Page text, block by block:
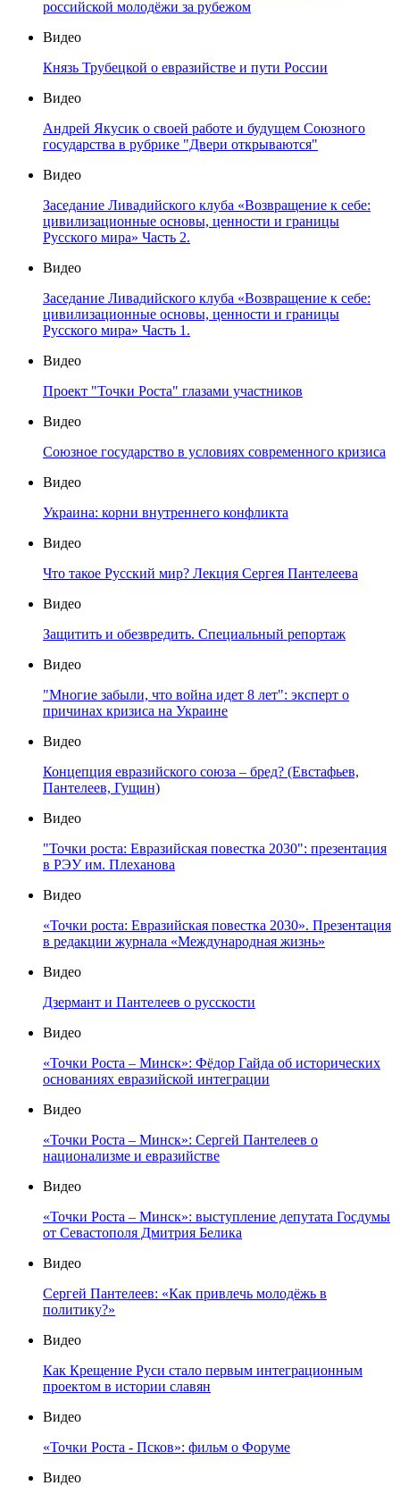
российской молодёжи за рубежом
Видео
Князь Трубецкой о евразийстве и пути России
Видео
Андрей Якусик о своей работе и будущем Союзного
государства в рубрике "Двери открываются"
Видео
Заседание Ливадийского клуба «Возвращение к себе:
цивилизационные основы, ценности и границы
Русского мира» Часть 2.
Видео
Заседание Ливадийского клуба «Возвращение к себе:
цивилизационные основы, ценности и границы
Русского мира» Часть 1.
Видео
Проект "Точки Роста" глазами участников
Видео
Союзное государство в условиях современного кризиса
Видео
Украина: корни внутреннего конфликта
Видео
Что такое Русский мир? Лекция Сергея Пантелеева
Видео
Защитить и обезвредить. Специальный репортаж
Видео
"Многие забыли, что война идет 8 лет": эксперт о
причинах кризиса на Украине
Видео
Концепция евразийского союза – бред? (Евстафьев,
Пантелеев, Гущин)
Видео
"Точки роста: Евразийская повестка 2030": презентация
в РЭУ им. Плеханова
Видео
«Точки роста: Евразийская повестка 2030». Презентация
в редакции журнала «Международная жизнь»
Видео
Дзермант и Пантелеев о русскости
Видео
«Точки Роста – Минск»: Фёдор Гайда об исторических
основаниях евразийской интеграции
Видео
«Точки Роста – Минск»: Сергей Пантелеев о
национализме и евразийстве
Видео
«Точки Роста – Минск»: выступление депутата Госдумы
от Севастополя Дмитрия Белика
Видео
Сергей Пантелеев: «Как привлечь молодёжь в
политику?»
Видео
Как Крещение Руси стало первым интеграционным
проектом в истории славян
Видео
«Точки Роста - Псков»: фильм о Форуме
Видео